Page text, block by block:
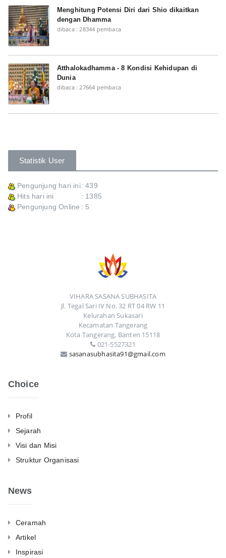
Menghitung Potensi Diri dari Shio dikaitkan
dengan Dhamma
dibaca : 28344 pembaca
Atthalokadhamma - 8 Kondisi Kehidupan di
Dunia
dibaca : 27664 pembaca
Statistik User
Pengunjung hari ini: 439
Hits hari ini
: 1385
Pengunjung Online : 5
VIHARA SASANA SUBHASITA
Jl. Tegal Sari IV No. 32 RT 04 RW 11
Kelurahan Sukasari
Kecamatan Tangerang
Kota Tangerang, Banten 15118
021-5527321
sasanasubhasita91@gmail.com
Choice
Profil
Sejarah
Visi dan Misi
Struktur Organisasi
News
Ceramah
Artikel
Inspirasi